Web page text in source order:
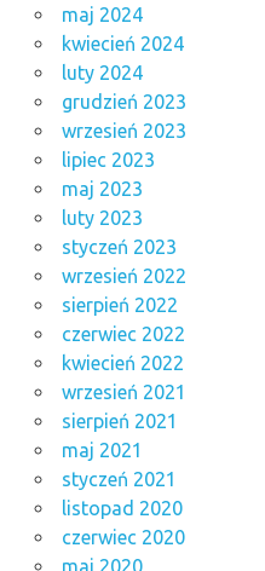
maj 2024
kwiecień 2024
luty 2024
grudzień 2023
wrzesień 2023
lipiec 2023
maj 2023
luty 2023
styczeń 2023
wrzesień 2022
sierpień 2022
czerwiec 2022
kwiecień 2022
wrzesień 2021
sierpień 2021
maj 2021
styczeń 2021
listopad 2020
czerwiec 2020
maj 2020